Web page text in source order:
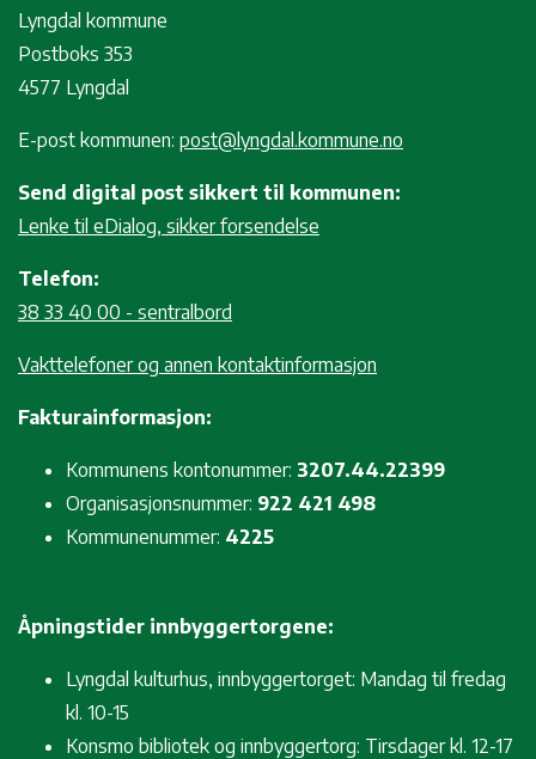
Lyngdal kommune
Postboks 353
4577 Lyngdal
E-post kommunen: post@lyngdal.kommune.no
Send digital post sikkert til kommunen:
Lenke til eDialog, sikker forsendelse
Telefon:
38 33 40 00 - sentralbord
Vakttelefoner og annen kontaktinformasjon
Fakturainformasjon:
Kommunens kontonummer: 3207.44.22399
Organisasjonsnummer: 922 421 498
Kommunenummer: 4225
Åpningstider innbyggertorgene:
Lyngdal kulturhus, innbyggertorget: Mandag til fredag
kl. 10-15
Konsmo bibliotek og innbyggertorg: Tirsdager kl. 12-17